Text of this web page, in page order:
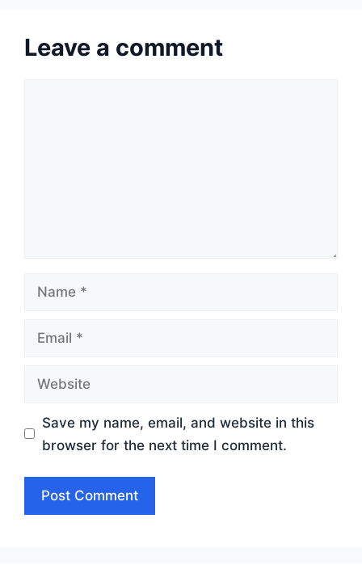
Leave a comment
Name
Email
Website
Save my name, email, and website in this
browser for the next time I comment.